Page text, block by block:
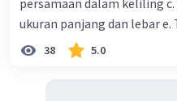
persamaan dalam keliling
ukuran panjang dan lebar e.
38 5.0